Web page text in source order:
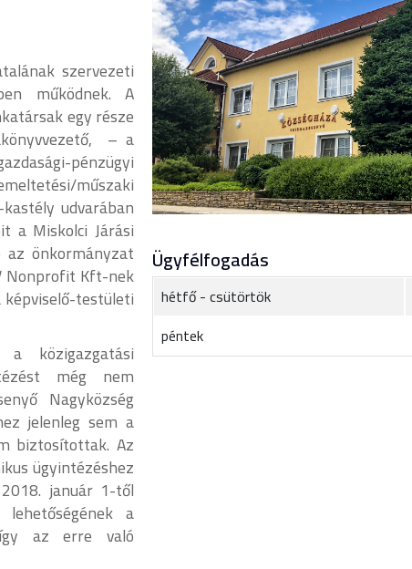
szervezeti
működnek. A
egy része
– a
pénzügyi
műszaki
udvarában
a Miskolci Járási
önkormányzat
Nonprofit Kft-nek
testületi
a közigazgatási
még nem
Nagyközség
jelenleg sem a
biztosítottak. Az
ügyintézéshez
január 1-től
a
az erre való
Ügyfélfogadás
hétfő - csütörtök
péntek